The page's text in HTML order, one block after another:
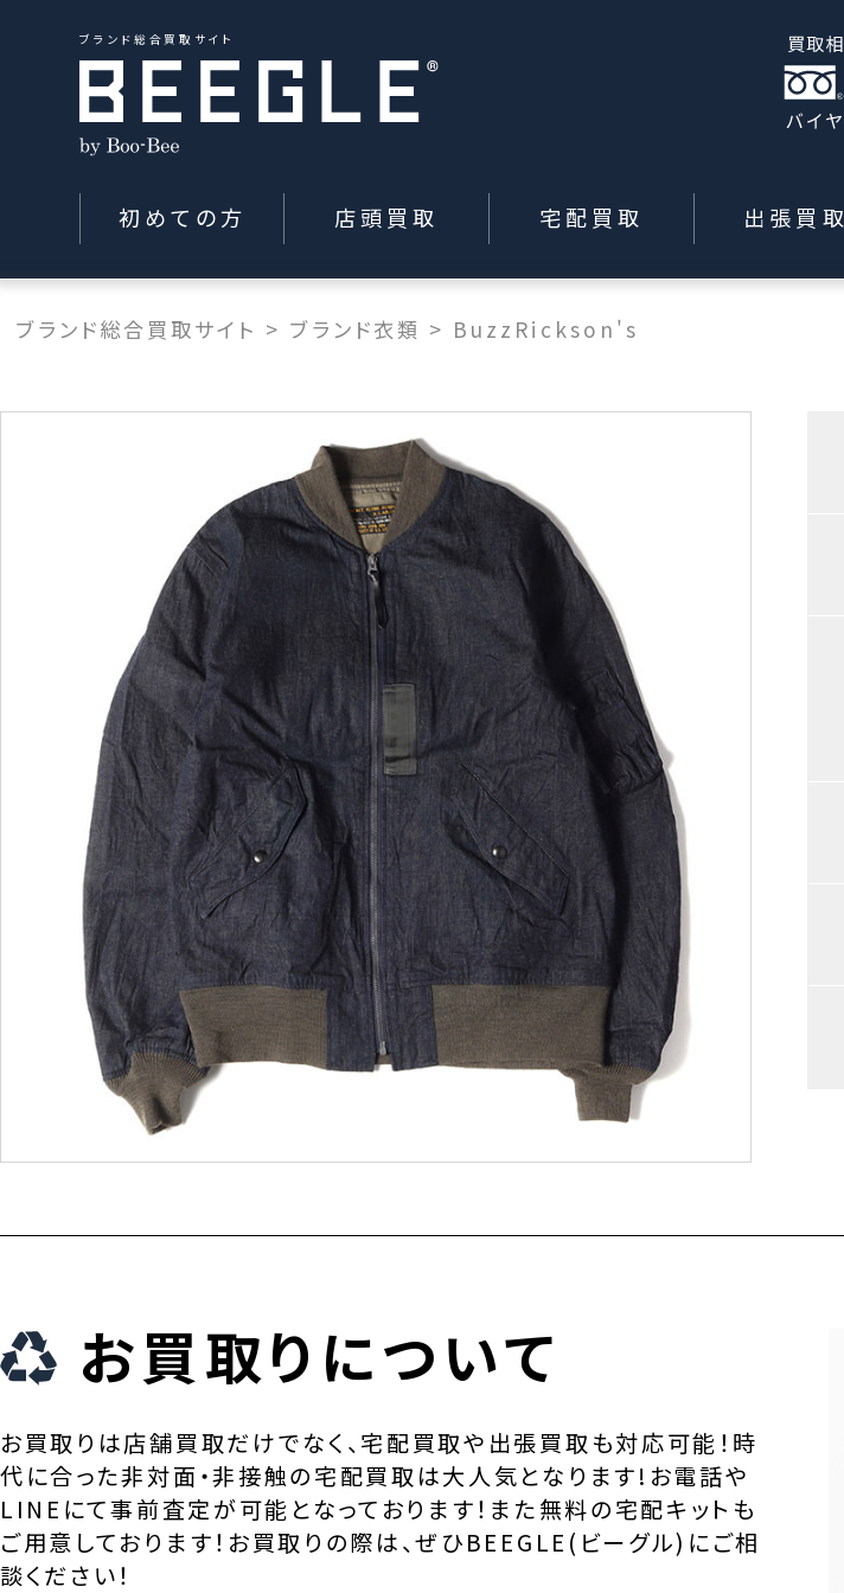
ブランド総合買取サイト
初めての方 店頭買取 宅配買取 出張買取
ブランド総合買取サイト > ブランド衣類 > BuzzRickson's
お買取りについて
お買取りは店舗買取だけでなく、宅配買取や出張買取も対応可能！時
代に合った非対面・非接触の宅配買取は大人気となります!お電話や
LINEにて事前査定が可能となっております！また無料の宅配キットも
ご用意しております！お買取りの際は、ぜひBEEGLE(ビーグル)にご相
談ください！